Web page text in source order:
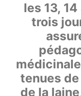
les 13,
trois
tenues
de la